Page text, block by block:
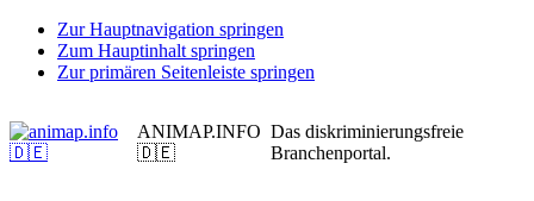
Zur Hauptnavigation springen
Zum Hauptinhalt springen
Zur primären Seitenleiste springen
ANIMAP.INFO
🇩🇪
Das diskriminierungsfreie
Branchenportal.